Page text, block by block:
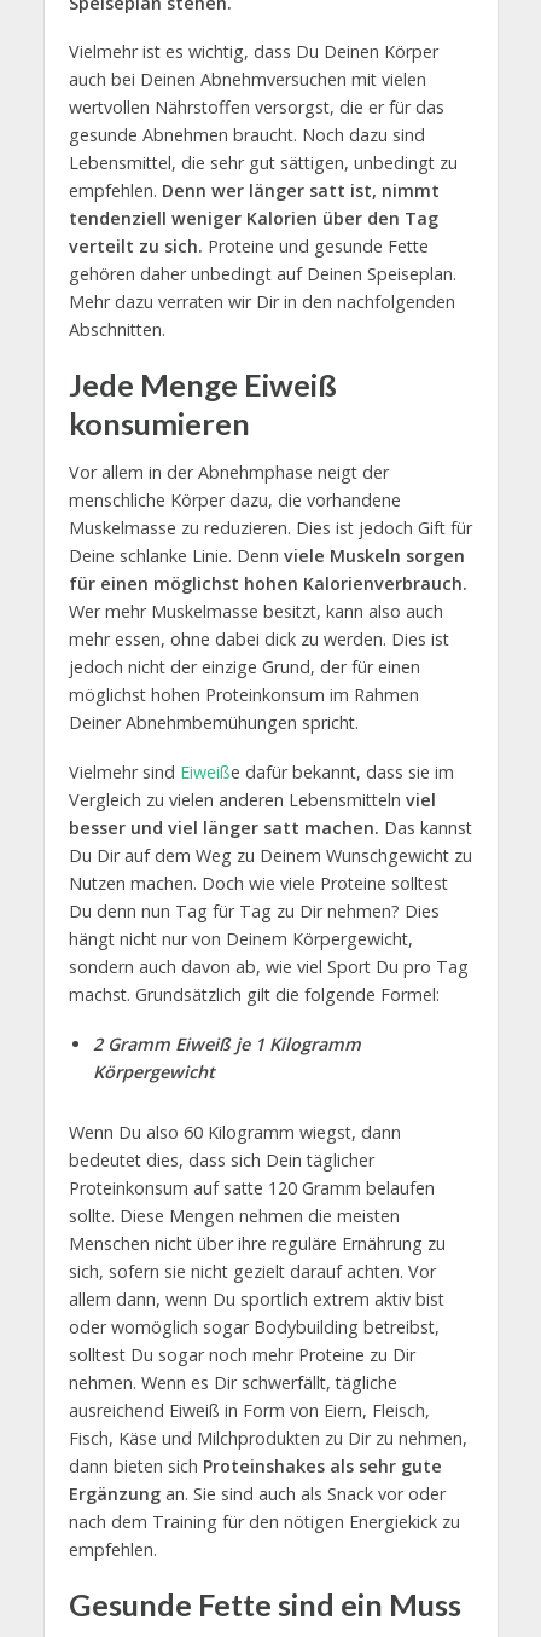
Vielmehr ist es wichtig, dass Du Deinen Körper
auch bei Deinen Abnehmversuchen mit vielen
wertvollen Nährstoffen versorgst, die er für das
gesunde Abnehmen braucht. Noch dazu sind
Lebensmittel, die sehr gut sättigen, unbedingt zu
empfehlen. Denn wer länger satt ist, nimmt
tendenziell weniger Kalorien über den Tag
verteilt zu sich. Proteine und gesunde Fette
gehören daher unbedingt auf Deinen Speiseplan.
Mehr dazu verraten wir Dir in den nachfolgenden
Abschnitten.
Jede Menge Eiweiß
konsumieren
Vor allem in der Abnehmphase neigt der
menschliche Körper dazu, die vorhandene
Muskelmasse zu reduzieren. Dies ist jedoch Gift für
Deine schlanke Linie. Denn viele Muskeln sorgen
für einen möglichst hohen Kalorienverbrauch.
Wer mehr Muskelmasse besitzt, kann also auch
mehr essen, ohne dabei dick zu werden. Dies ist
jedoch nicht der einzige Grund, der für einen
möglichst hohen Proteinkonsum im Rahmen
Deiner Abnehmbemühungen spricht.
Vielmehr sind Eiweiße dafür bekannt, dass sie im
Vergleich zu vielen anderen Lebensmitteln viel
besser und viel länger satt machen. Das kannst
Du Dir auf dem Weg zu Deinem Wunschgewicht zu
Nutzen machen. Doch wie viele Proteine solltest
Du denn nun Tag für Tag zu Dir nehmen? Dies
hängt nicht nur von Deinem Körpergewicht,
sondern auch davon ab, wie viel Sport Du pro Tag
machst. Grundsätzlich gilt die folgende Formel:
2 Gramm Eiweiß je 1 Kilogramm
Körpergewicht
Wenn Du also 60 Kilogramm wiegst, dann
bedeutet dies, dass sich Dein täglicher
Proteinkonsum auf satte 120 Gramm belaufen
sollte. Diese Mengen nehmen die meisten
Menschen nicht über ihre reguläre Ernährung zu
sich, sofern sie nicht gezielt darauf achten. Vor
allem dann, wenn Du sportlich extrem aktiv bist
oder womöglich sogar Bodybuilding betreibst,
solltest Du sogar noch mehr Proteine zu Dir
nehmen. Wenn es Dir schwerfällt, tägliche
ausreichend Eiweiß in Form von Eiern, Fleisch,
Fisch, Käse und Milchprodukten zu Dir zu nehmen,
dann bieten sich Proteinshakes als sehr gute
Ergänzungan. Sie sind auch als Snack vor oder
nach dem Training für den nötigen Energiekick zu
empfehlen.
Gesunde Fette sind ein Muss